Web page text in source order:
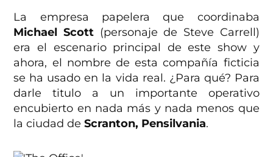
La empresa papelera que coordinaba
Michael Scott (personaje de Steve Carrell)
era el escenario principal de este show y
ahora, el nombre de esta compañía ficticia
se ha usado en la vida real. ¿Para qué? Para
darle titulo a un importante operativo
encubierto en nada más y nada menos que
la ciudad deScranton, Pensilvania.